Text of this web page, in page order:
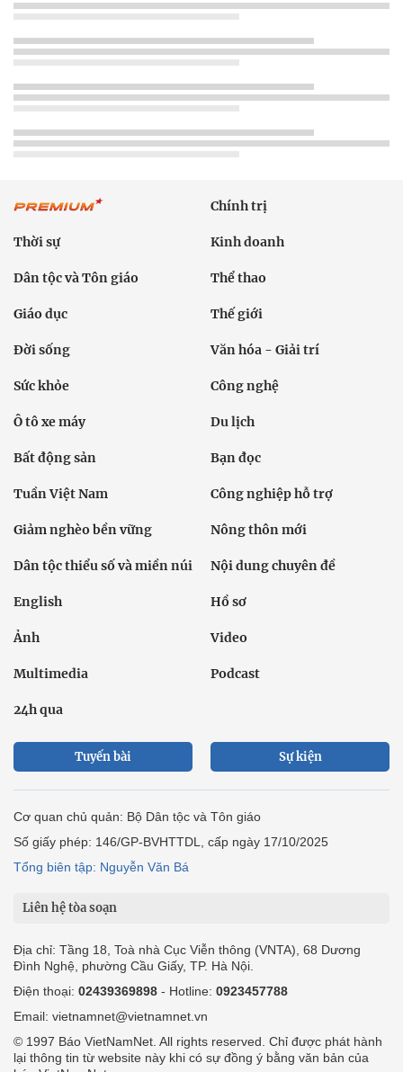
Chính trị
Thời sự Kinh doanh
Dân tộc và Tôn giáo Thể thao
Giáo dục Thế giới
Đời sống Văn hóa - Giải trí
Sức khỏe Công nghệ
Ô tô xe máy Du lịch
Bất động sản Bạn đọc
Tuần Việt Nam Công nghiệp hỗ trợ
Giảm nghèo bền vững Nông thôn mới
Dân tộc thiểu số và miền núi Nội dung chuyên đề
English Hồ sơ
Ảnh Video
Multimedia Podcast
24h qua
Tuyến bài Sự kiện
Cơ quan chủ quản: Bộ Dân tộc và Tôn giáo
Số giấy phép: 146/GP-BVHTTDL, cấp ngày 17/10/2025
Tổng biên tập: Nguyễn Văn Bá
Liên hệ tòa soạn
Địa chỉ: Tầng 18, Toà nhà Cục Viễn thông (VNTA), 68 Dương
Đình Nghệ, phường Cầu Giấy, TP. Hà Nội.
Điện thoại: 02439369898 - Hotline: 0923457788
Email: vietnamnet@vietnamnet.vn
© 1997 Báo VietNamNet. All rights reserved. Chỉ được phát hành
lại thông tin từ website này khi có sự đồng ý bằng văn bản của